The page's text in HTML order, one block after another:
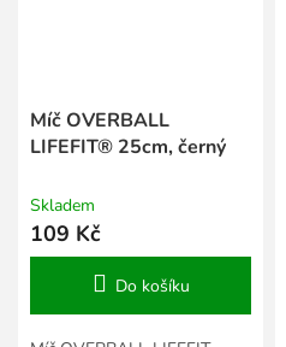
Míč OVERBALL
LIFEFIT® 25cm, černý
Skladem
109 Kč
Do košíku